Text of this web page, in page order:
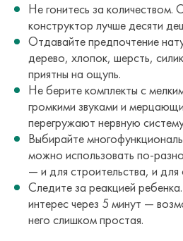
Не гонитесь за
конструктор лучше десяти
Отдавайте предпочтение
дерево, хлопок, шерсть,
приятны на ощупь.
Не берите комплекты с
громкими звуками и
перегружают нервную
Выбирайте
можно использовать по-
— и для строительства, и для
Следите за реакцией
интерес через 5 минут —
него слишком простая.